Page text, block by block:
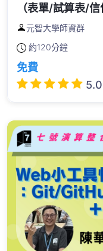
（表單/試算表/信
元智大學師資群
約120分鐘
免費
5.0